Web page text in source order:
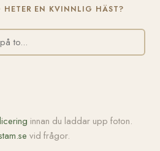
EN KVINNLIG HÄST?
innan du laddar upp foton.
vid frågor.